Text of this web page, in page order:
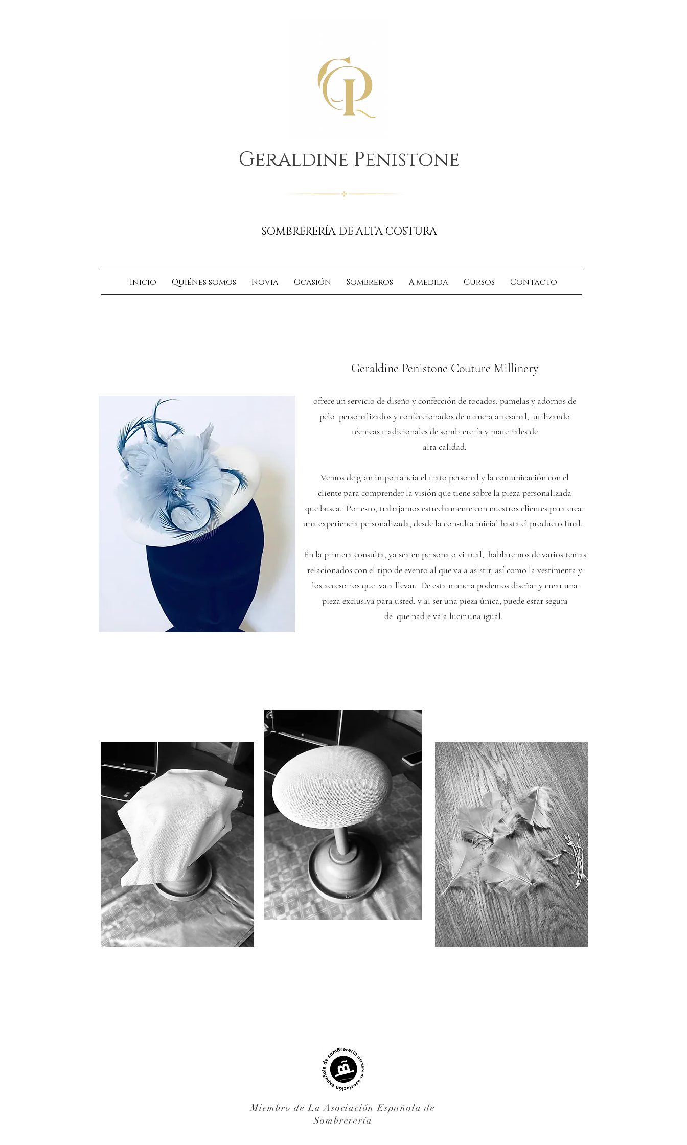
Geraldine Penistone
SOMBRERERÍA DE ALTA COSTURA
Inicio Quiénes somos Novia Ocasión Sombreros A medida Cursos Contacto
Geraldine Penistone Couture Millinery
ofrece un servicio de diseño y confección de tocados, pamelas y adornos de
pelo personalizados y confeccionados de manera artesanal, utilizando
técnicas tradicionales de sombrereríay materiales de
alta calidad.
Vemos de gran importancia el trato personal y la comunicación con el
cliente para comprender la visión que tiene sobre la pieza personalizada
que busca. Por esto, trabajamos estrechamente con nuestros clientes para crear
una experiencia personalizada, desde la consulta inicial hasta el producto final.
En la primera consulta, ya sea en persona o virtual, hablaremos de varios temas
relacionados conel tipo de evento al que va a asistir, así como la vestimenta y
los accesoriosque va a llevar. De esta manera podemos diseñar y crear una​
piezaexclusiva para usted, y al ser una pieza única, puede estar segura
de que nadie va a lucir una igual.
Miembro de La Asociación Española de
Sombrerería